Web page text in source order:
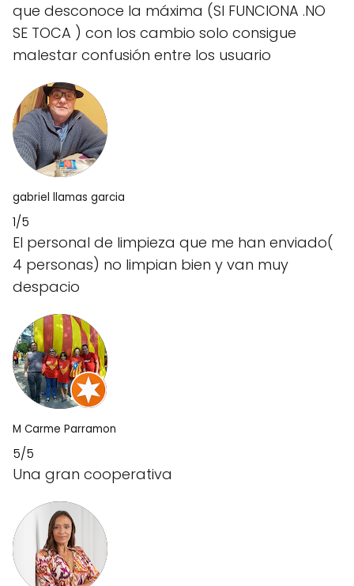
que desconoce la máxima (SI FUNCIONA .NO
SE TOCA ) con los cambio solo consigue
malestar confusión entre los usuario
gabriel llamas garcia
1/5
El personal de limpieza que me han enviado(
4 personas) no limpian bien y van muy
despacio
M Carme Parramon
5/5
Una gran cooperativa